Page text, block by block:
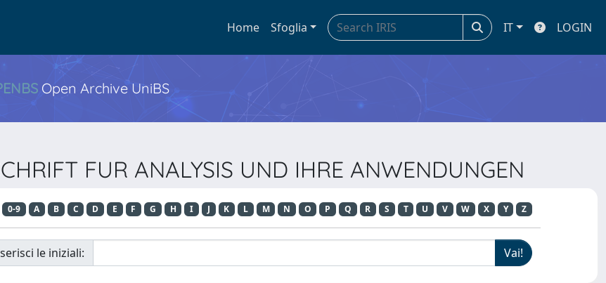
Home Sfoglia IT LOGIN
Open Archive UniBS
FUR ANALYSIS UND IHRE ANWENDUNGEN
0-9 A B C D E F G H I J K L M N O P Q R S T U V W X Y Z
le iniziali: